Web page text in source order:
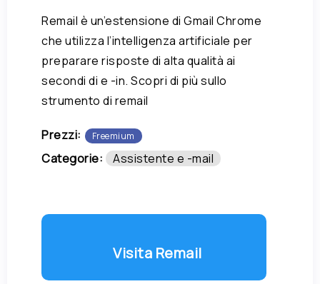
Remail è un’estensione di Gmail Chrome
che utilizza l’intelligenza artificiale per
preparare risposte di alta qualità ai
secondi di e -in. Scopri di più sullo
strumento di remail
Prezzi: Freemium
Categorie: Assistente e -mail
Visita Remail